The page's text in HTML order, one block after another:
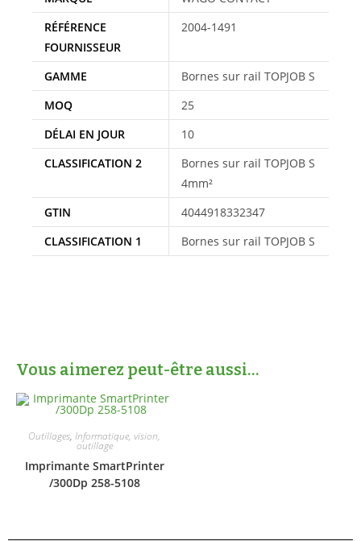
RÉFÉRENCE
FOURNISSEUR
2004-1491
GAMME
Bornes sur rail TOPJOB S
MOQ
25
DÉLAI EN JOUR
10
CLASSIFICATION 2
Bornes sur rail TOPJOB S
4mm²
GTIN
4044918332347
CLASSIFICATION 1
Bornes sur rail TOPJOB S
Vous aimerez peut-être aussi…
Outillages, Informatique, vision,
outillage
Imprimante SmartPrinter
/300Dp 258-5108